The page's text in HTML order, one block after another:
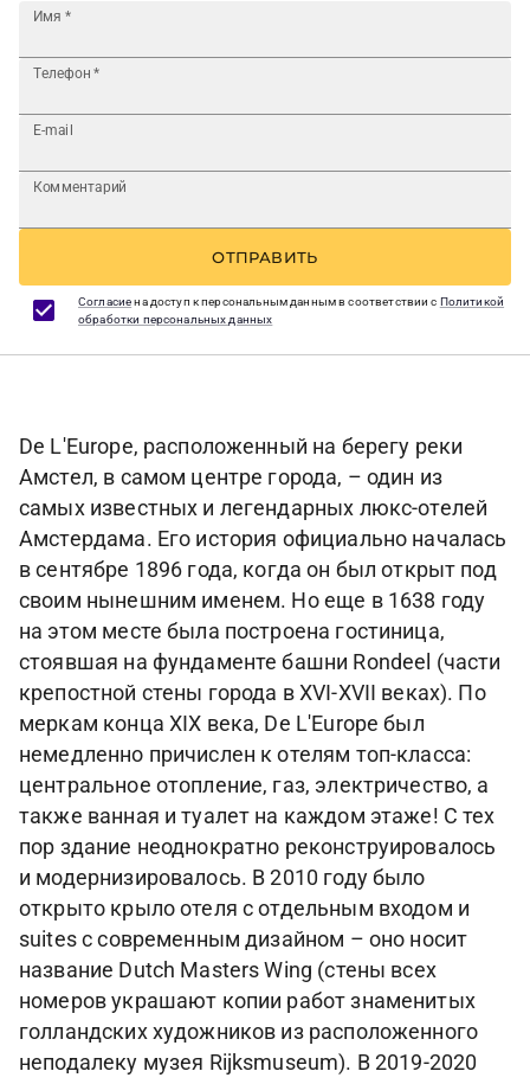
Имя *
Телефон *
E-mail
Комментарий
ОТПРАВИТЬ
Согласиена доступ к персональным данным в соответствии с Политикой
обработки персональных данных
De L'Europe, расположенный на берегу реки
Амстел, в самом центре города, – один из
самых известных и легендарных люкс-отелей
Амстердама. Его история официально началась
в сентябре 1896 года, когда он был открыт под
своим нынешним именем. Но еще в 1638 году
на этом месте была построена гостиница,
стоявшая на фундаменте башни Rondeel (части
крепостной стены города в XVI-XVII веках). По
меркам конца XIX века, De L'Europe был
немедленно причислен к отелям топ-класса:
центральное отопление, газ, электричество, а
также ванная и туалет на каждом этаже! С тех
пор здание неоднократно реконструировалось
и модернизировалось. В 2010 году было
открыто крыло отеля с отдельным входом и
suites с современным дизайном – оно носит
название Dutch Masters Wing (стены всех
номеров украшают копии работ знаменитых
голландских художников из расположенного
неподалеку музея Rijksmuseum). В 2019-2020